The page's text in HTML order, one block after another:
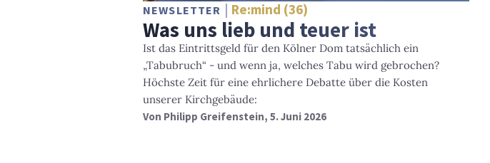
NEWSLETTER Re:mind (36)
Was uns lieb und teuer ist
Ist das Eintrittsgeld für den Kölner Dom tatsächlich ein
„Tabubruch“ - und wenn ja, welches Tabu wird gebrochen?
Höchste Zeit für eine ehrlichere Debatte über die Kosten
unserer Kirchgebäude:
Von Philipp Greifenstein, 5. Juni 2026